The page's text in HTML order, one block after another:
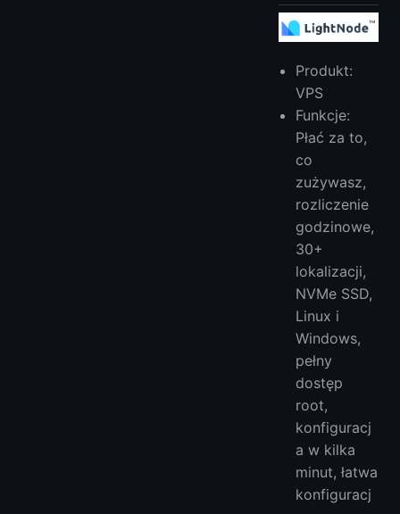
Produkt:
VPS
Funkcje:
Płać za to,
co
zużywasz,
rozliczenie
godzinowe,
30+
lokalizacji,
NVMe SSD,
Linux i
Windows,
pełny
dostęp
root,
konfiguracj
a w kilka
minut, łatwa
konfiguracj